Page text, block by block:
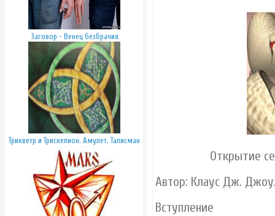
Заговор - Венец безбрачия
Трикветр и Трискелион. Амулет. Талисман
Открытие
Автор: Клаус Дж.
Вступление